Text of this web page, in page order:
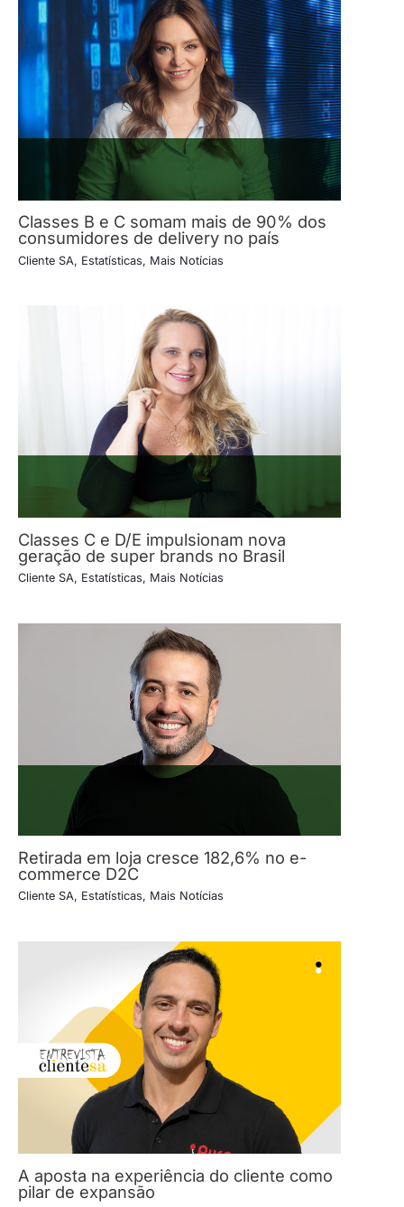
Classes B e C somam mais de 90% dos
consumidores de delivery no país
Cliente SA, Estatísticas, Mais Notícias
Classes C e D/E impulsionam nova
geração de super brands no Brasil
Cliente SA, Estatísticas, Mais Notícias
Retirada em loja cresce 182,6% no e-
commerce D2C
Cliente SA, Estatísticas, Mais Notícias
A aposta na experiência do cliente como
pilar de expansão